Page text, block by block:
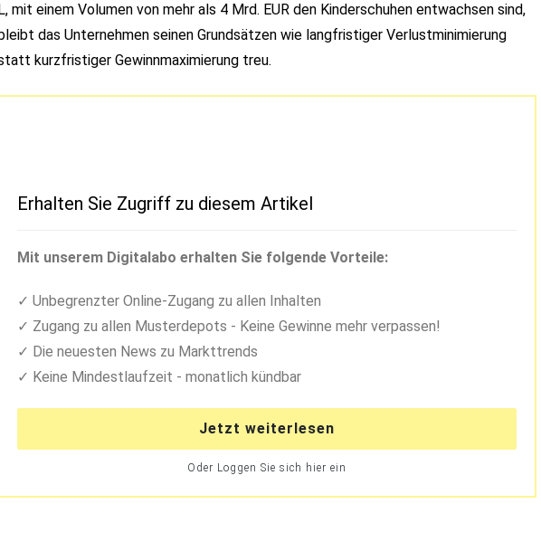
mit einem Volumen von mehr als 4 Mrd. EUR den Kinderschuhen entwachsen sind,
das Unternehmen seinen Grundsätzen wie langfristiger Verlustminimierung
kurzfristiger Gewinnmaximierung treu.
Erhalten Sie Zugriff zu diesem Artikel
Mit unserem Digitalabo erhalten Sie folgende Vorteile:
Unbegrenzter Online-Zugang zu allen Inhalten
Zugang zu allen Musterdepots - Keine Gewinne mehr verpassen!
Die neuesten News zu Markttrends
Keine Mindestlaufzeit - monatlich kündbar
Jetzt weiterlesen
Oder Loggen Sie sich hier ein